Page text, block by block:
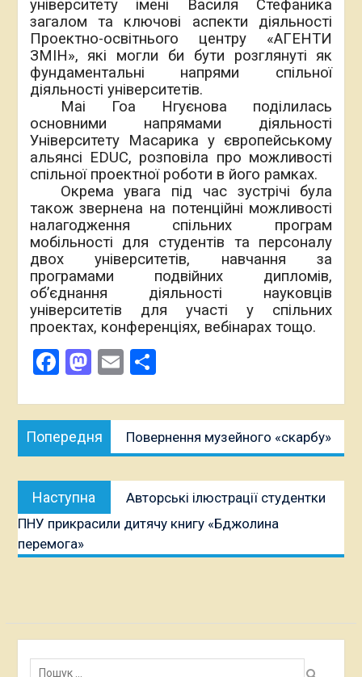
університету імені Василя Стефаника
загалом та ключові аспекти діяльності
Проектно-освітнього центру «АГЕНТИ
ЗМІН», які могли би бути розглянуті як
фундаментальні напрями спільної
діяльності університетів.
Маі Гоа Нгуєнова поділилась
основними напрямами діяльності
Університету Масарика у європейському
альянсі EDUC, розповіла про можливості
спільної проектної роботи в його рамках.
Окрема увага під час зустрічі була
також звернена на потенційні можливості
налагодження спільних програм
мобільності для студентів та персоналу
двох університетів, навчання за
програмами подвійних дипломів,
об’єднання діяльності науковців
університетів для участі у спільних
проектах, конференціях, вебінарах тощо.
Facebook
Mastodon
EmailПоділитися
Навігація
записів
Попередня
публікація:
Повернення музейного «скарбу»
Наступна
публікація:
Авторські ілюстрації студентки
ПНУ прикрасили дитячу книгу «Бджолина
перемога»
Пошук: